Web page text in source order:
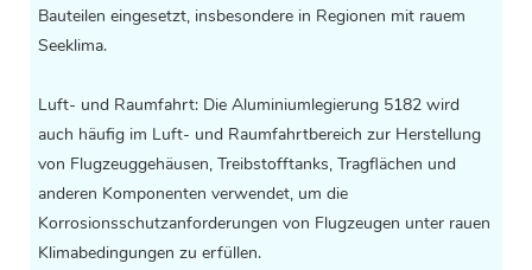
Bauteilen eingesetzt, insbesondere in Regionen mit rauem
Seeklima.
Luft- und Raumfahrt: Die Aluminiumlegierung 5182 wird
auch häufig im Luft- und Raumfahrtbereich zur Herstellung
von Flugzeuggehäusen, Treibstofftanks, Tragflächen und
anderen Komponenten verwendet, um die
Korrosionsschutzanforderungen von Flugzeugen unter rauen
Klimabedingungen zu erfüllen.